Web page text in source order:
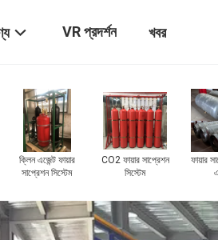
VR প্রদর্শন খবর